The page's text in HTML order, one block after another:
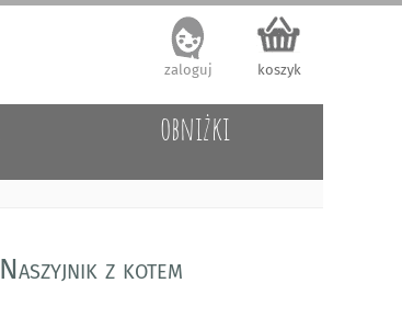
koszyk
zaloguj
obniżki
Naszyjnik z kotem